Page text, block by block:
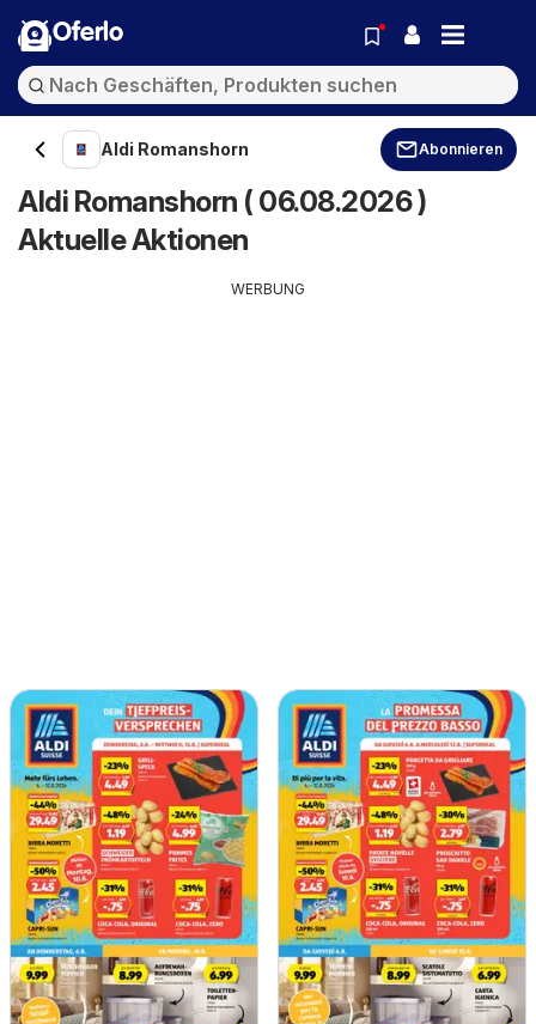
Oferlo
Aldi Romanshorn Abonnieren
Aldi Romanshorn ( 06.08.2026 )
Aktuelle Aktionen
WERBUNG